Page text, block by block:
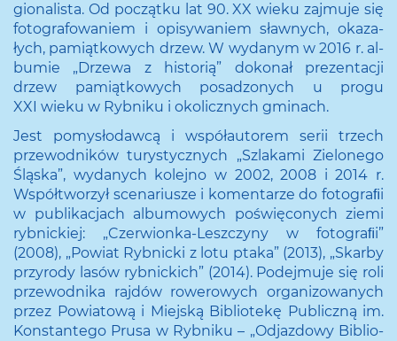
gio­na­li­sta. Od po­cząt­ku lat 90. XX wieku zaj­mu­je się
fo­to­gra­fo­wa­niem i opi­sy­wa­niem sław­nych, oka­za­
łych, pa­miąt­ko­wych drzew. W wy­da­nym w 2016 r. al­
bu­mie „Drze­wa z hi­sto­rią” do­ko­nał pre­zen­ta­cji
drzew pa­miąt­ko­wych po­sa­dzo­nych u progu
XXI wieku w Ryb­ni­ku i oko­licz­nych gmi­nach.
Jest po­my­sło­daw­cą i współ­au­to­rem serii trzech
prze­wod­ni­ków tu­ry­stycz­nych „Szla­ka­mi Zie­lo­ne­go
Ślą­ska”, wy­da­nych ko­lej­no w 2002, 2008 i 2014 r.
Współ­two­rzył sce­na­riu­sze i ko­men­ta­rze do fo­to­graﬁi
w pu­bli­ka­cjach al­bu­mo­wych po­świę­co­nych ziemi
ryb­nic­kiej: „Czer­wion­ka-Lesz­czy­ny w fo­to­graﬁi”
(2008), „Po­wiat Ryb­nic­ki z lotu ptaka” (2013), „Skar­by
przy­ro­dy lasów ryb­nic­kich” (2014). Po­dej­mu­je się roli
prze­wod­ni­ka raj­dów ro­we­ro­wych or­ga­ni­zo­wa­nych
przez Po­wia­to­wą i Miej­ską Bi­blio­te­kę Pu­blicz­ną im.
Kon­stan­te­go Prusa w Ryb­ni­ku – „Od­jaz­do­wy Bi­blio­